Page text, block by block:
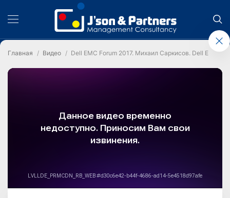
Главная Видео Dell EMC Forum 2017. Михаил Саркисов. Dell EMC: